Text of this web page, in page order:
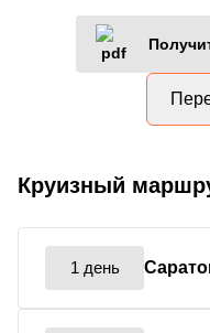
Круизный
1 день